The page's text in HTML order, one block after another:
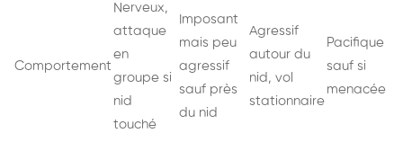
Comportement
Nerveux,
attaque
en
groupe si
nid
touché
Imposant
mais peu
agressif
sauf près
du nid
Agressif
autour du
nid, vol
stationnaire
Pacifique
sauf si
menacée